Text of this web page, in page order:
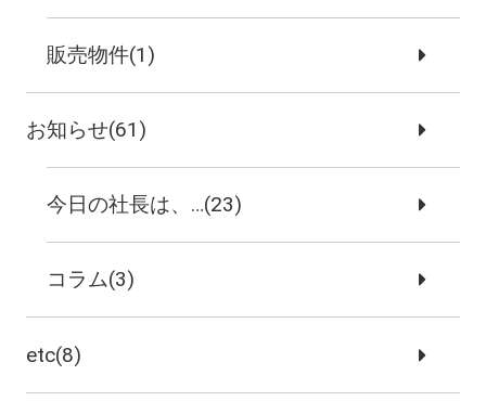
販売物件(1)
お知らせ(61)
今日の社長は、…(23)
コラム(3)
etc(8)